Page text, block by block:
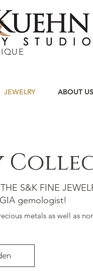
JEWELRY ABOUT US
S&K FINE
gemologist!
metals as well as